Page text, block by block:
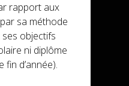
rapport aux
sa méthode
ses objectifs
ni diplôme
d’année).